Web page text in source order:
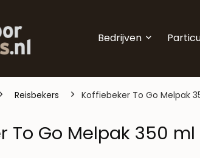
Bedrijven
Reisbekers Koffiebeker To Go Melpak
To Go Melpak 350 ml